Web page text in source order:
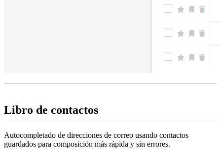
Libro de contactos
Autocompletado de direcciones de correo usando contactos
guardados para composición más rápida y sin errores.